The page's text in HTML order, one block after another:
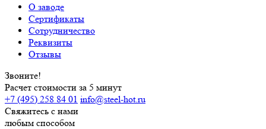
О заводе
Сертификаты
Сотрудничество
Реквизиты
Отзывы
Звоните!
Расчет стоимости за 5 минут
+7 (495) 258 84 01 info@steel-hot.ru
Свяжитесь с нами
любым способом